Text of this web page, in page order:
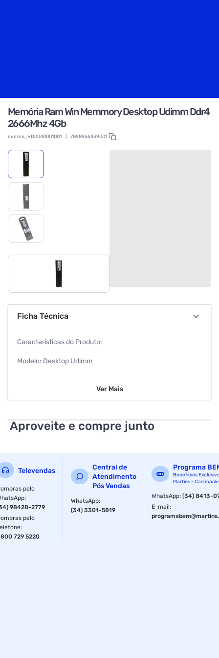
Memória Ram Win Memmory Desktop Udimm Ddr4
2666Mhz 4Gb
everex_RD0040001001 7898966439001
Ficha Técnica
Características do Produto:
Modelo: Desktop Udimm
Altura: 3,075 cm
Armazenamento: 4GB
Recursos:
RECURSOS Temperatura de Operação 0°C ~ +85°C
VDD = 1,2V (±0.075V)
VDDQ = 1,2V (±0.075V)
Ver Mais
Aproveite e compre junto
Televendas
pelo
:
98428-2779
pelo
:
729 5220
Central de
Atendimento
Pós Vendas
WhatsApp:
(34) 3301-5819
Programa
Benefícios
Martins -
WhatsApp:(34) 8413-
E-mail: